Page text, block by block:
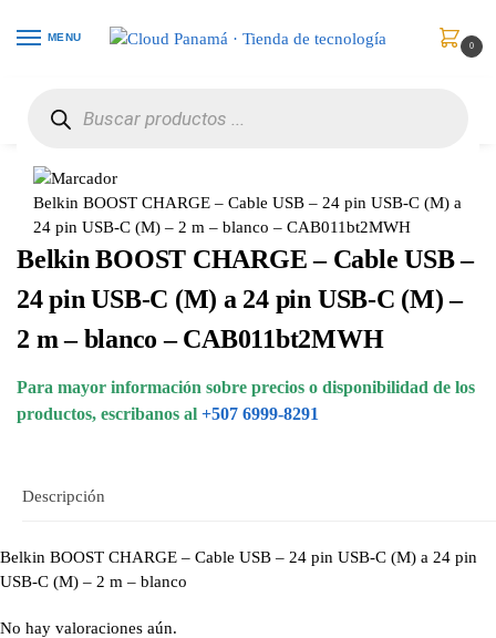
MENU
0
Belkin BOOST CHARGE – Cable USB – 24 pin USB-C (M) a
24 pin USB-C (M) – 2 m – blanco – CAB011bt2MWH
Belkin BOOST CHARGE – Cable USB –
24 pin USB-C (M) a 24 pin USB-C (M) –
2 m – blanco – CAB011bt2MWH
Para mayor información sobre precios o disponibilidad de los
productos, escribanos al +507 6999-8291
Descripción
Belkin BOOST CHARGE – Cable USB – 24 pin USB-C (M) a 24 pin
USB-C (M) – 2 m – blanco
No hay valoraciones aún.